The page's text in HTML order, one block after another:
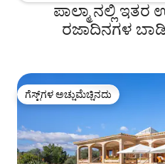
ಪಾಲ್ಮಾ ನಲ್ಲಿ
ರಜಾದಿನಗಳ
ಗೆಸ್ಟ್‌ಗಳ ಅಚ್ಚುಮೆಚ್ಚಿನದು
ಗೆಸ್ಟ್‌ಗಳ ಅಚ್ಚುಮೆಚ್ಚಿನದು